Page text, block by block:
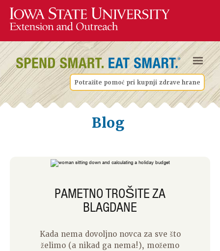
Potražite pomoć pri kupnji zdrave hrane
Blog
PAMETNO TROŠITE ZA
BLAGDANE
Kada nema dovoljno novca za sve što
želimo (a nikad ga nema!), možemo